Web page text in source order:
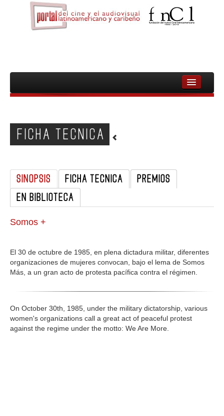
INICIO
PELICULAS
DOCUMENTALES
MUJERES
AUDIOVISUAL INDIGENA Y COMUNITARIO
FICHA TECNICA
SINOPSIS FICHA TECNICA
PREMIOS
EN BIBLIOTECA
Somos +
El 30 de octubre de 1985, en plena dictadura militar, diferentes
organizaciones de mujeres convocan, bajo el lema de Somos
Más, a un gran acto de protesta pacífica contra el régimen.
On October 30th, 1985, under the military dictatorship, various
women's organizations call a great act of peaceful protest
against the regime under the motto: We Are More.